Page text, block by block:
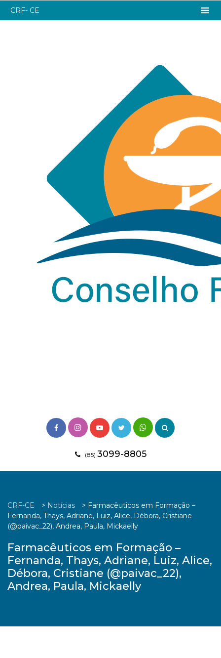
(85) 3099-8805
CRF- CE
CRF-CE > Notícias > Farmacêuticos em Formação –
Fernanda, Thays, Adriane, Luiz, Alice, Débora, Cristiane
(@paivac_22), Andrea, Paula, Mickaelly
Farmacêuticos em Formação –
Fernanda, Thays, Adriane, Luiz, Alice,
Débora, Cristiane (@paivac_22),
Andrea, Paula, Mickaelly